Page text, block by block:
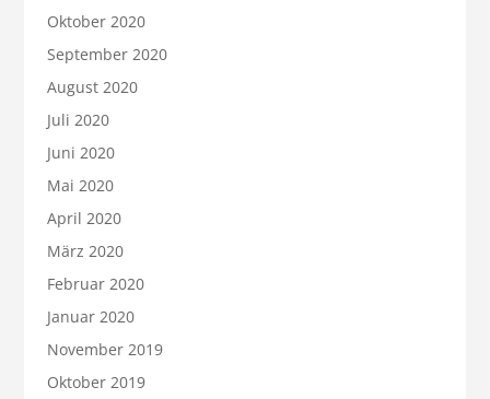
Oktober 2020
September 2020
August 2020
Juli 2020
Juni 2020
Mai 2020
April 2020
März 2020
Februar 2020
Januar 2020
November 2019
Oktober 2019